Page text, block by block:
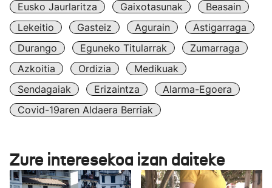
Eusko Jaurlaritza
Gaixotasunak
Beasain
Lekeitio
Gasteiz Agurain
Astigarraga
Durango
Eguneko Titularrak
Zumarraga
Azkoitia
Ordizia
Medikuak
Sendagaiak
Erizaintza
Alarma-Egoera
Covid-19aren Aldaera Berriak
Zure interesekoa izan daiteke